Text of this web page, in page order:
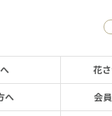
へ
花
会